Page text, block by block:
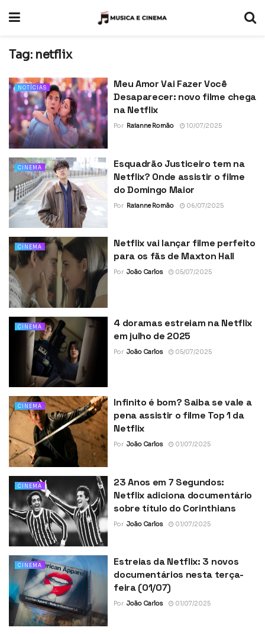
Tag: netflix
NOTÍCIAS
Meu Amor Vai Fazer Você
Desaparecer: novo filme chega
na Netflix
Por Raianne Romão 10/07/2025
CINEMA
Esquadrão Justiceiro tem na
Netflix? Onde assistir o filme
do Domingo Maior
Por Raianne Romão 06/07/2025
CINEMA
Netflix vai lançar filme perfeito
para os fãs de Maxton Hall
Por João Carlos 05/07/2025
CINEMA
4 doramas estreiam na Netflix
em julho de 2025
Por João Carlos 05/07/2025
CINEMA
Infinito é bom? Saiba se vale a
pena assistir o filme Top 1 da
Netflix
Por João Carlos 01/07/2025
CINEMA
23 Anos em 7 Segundos:
Netflix adiciona documentário
sobre título do Corinthians
Por João Carlos 01/07/2025
CINEMA
Estreias da Netflix: 3 novos
documentários nesta terça-
feira (01/07)
Por João Carlos 01/07/2025